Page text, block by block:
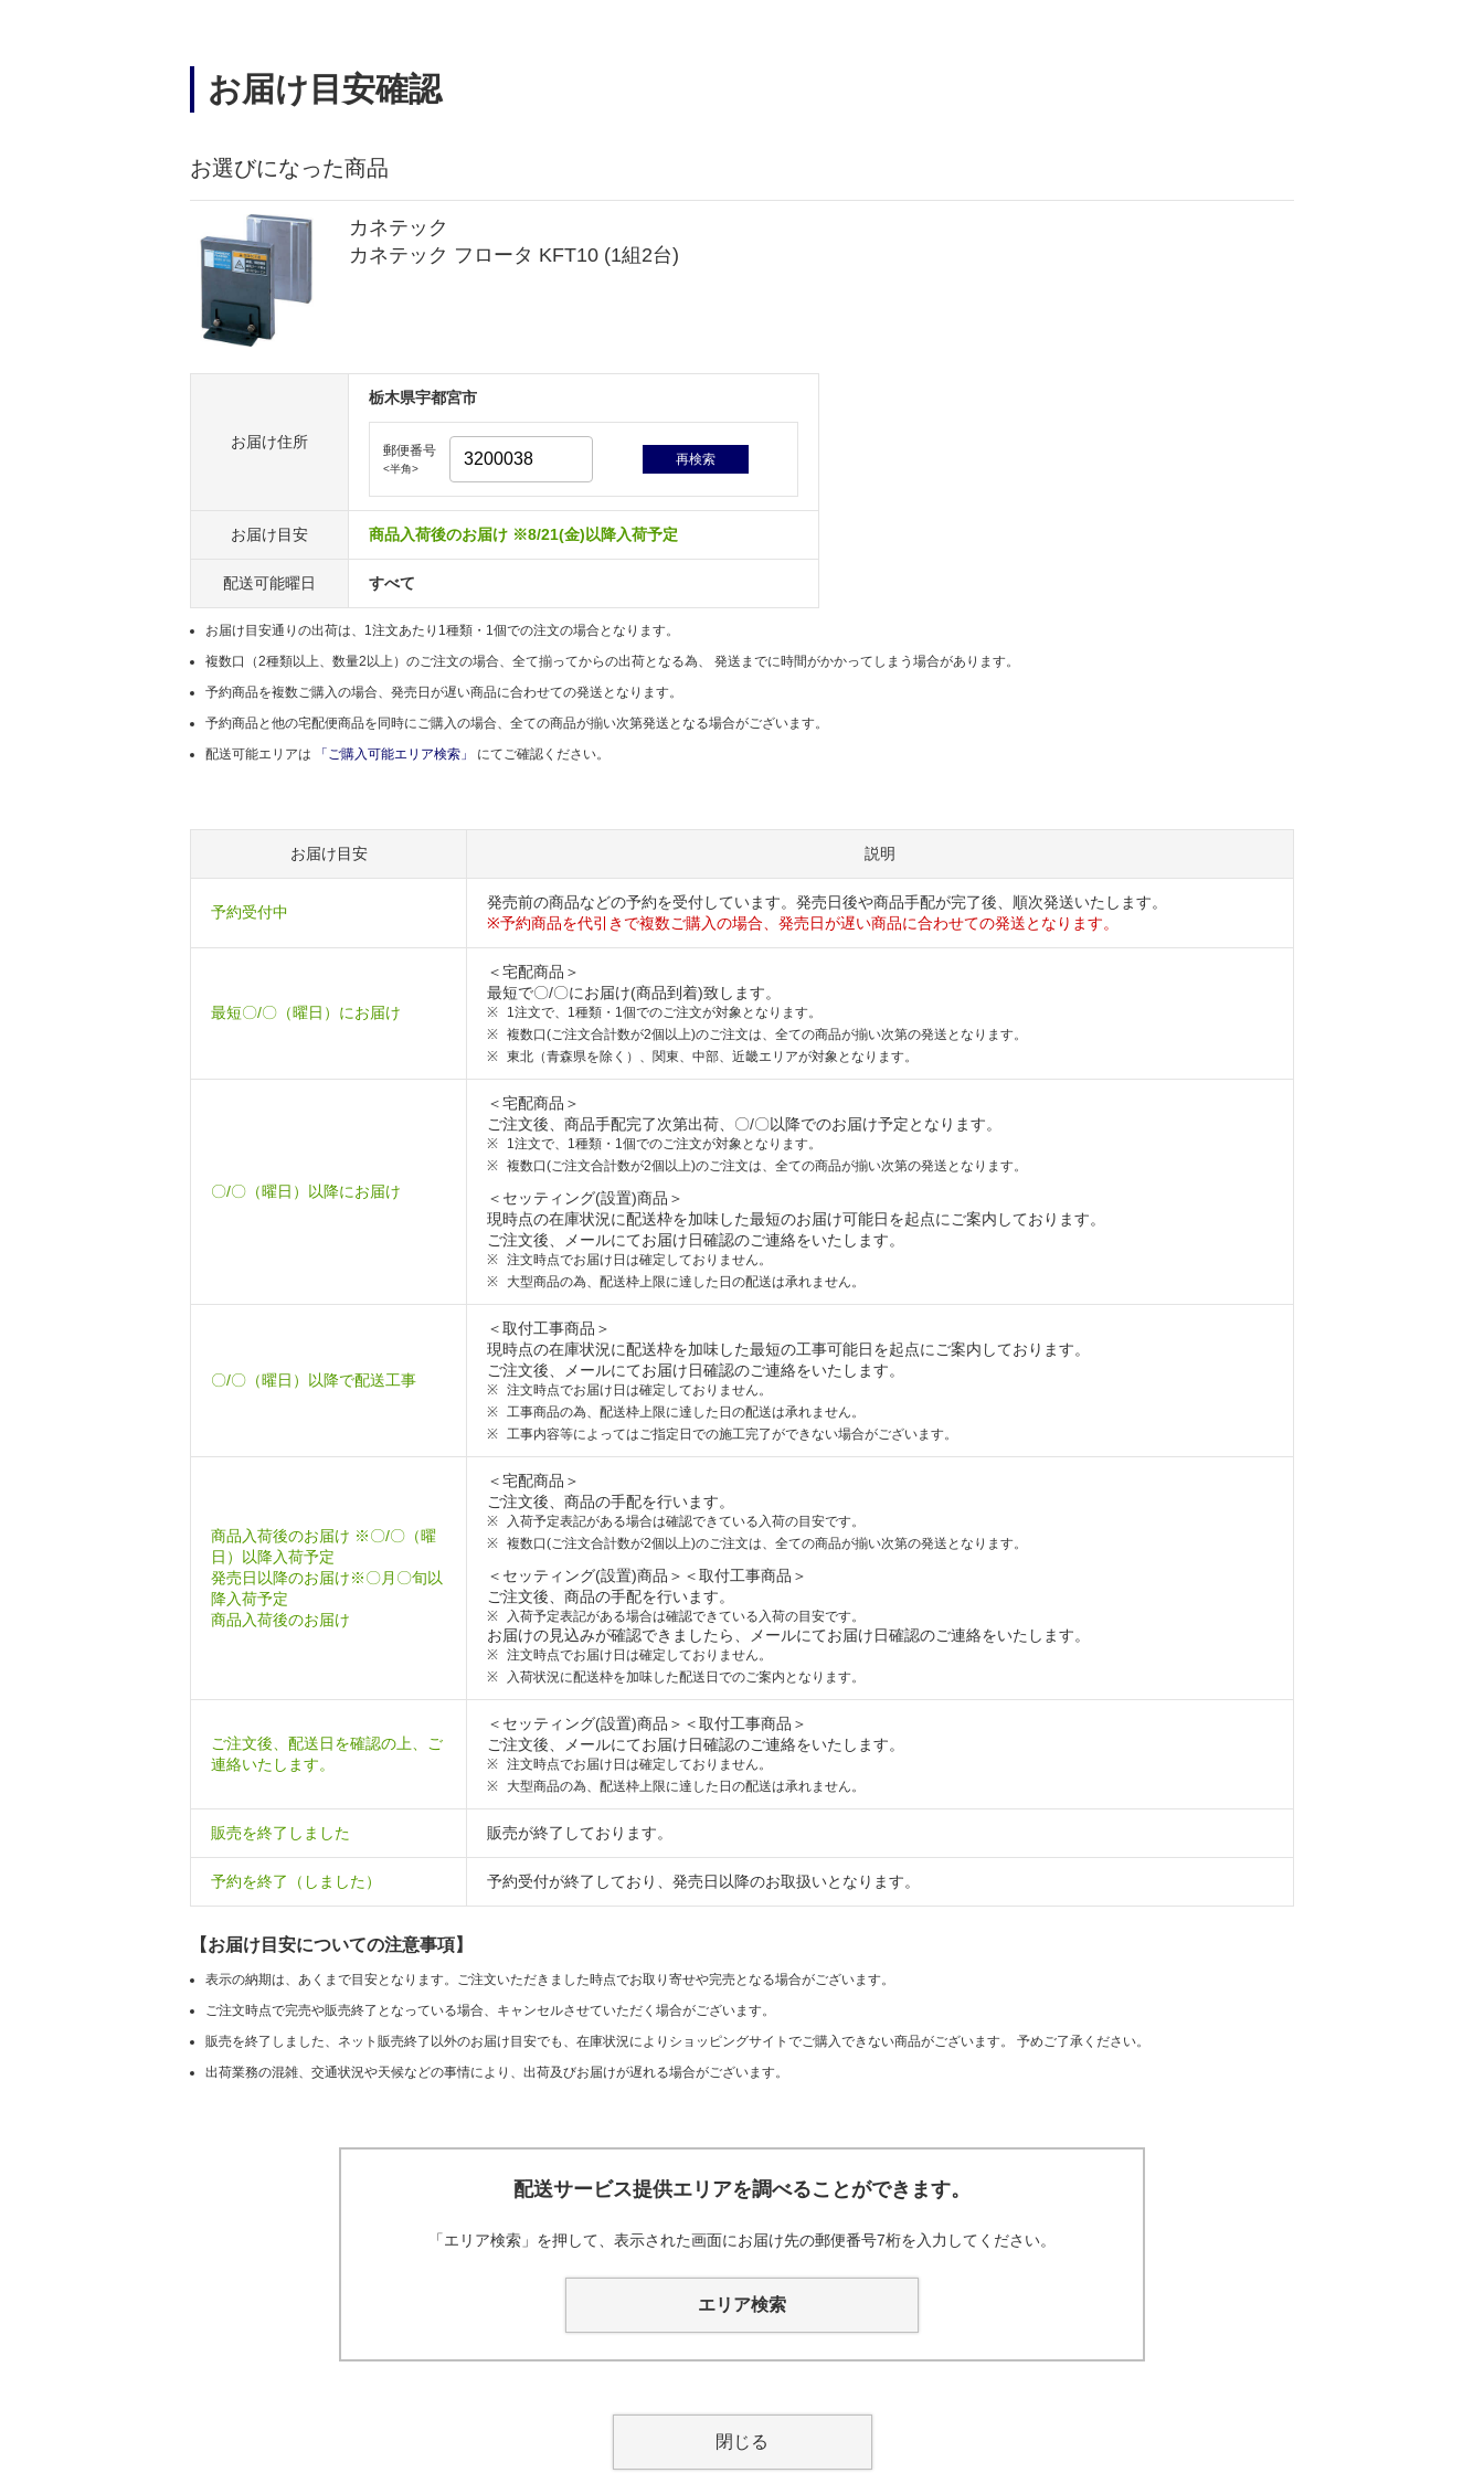
お届け目安確認
お選びになった商品
カネテック
カネテック フロータ KFT10 (1組2台)
お届け住所
栃木県宇都宮市
郵便番号
<半角>
再検索
お届け目安 商品入荷後のお届け ※8/21(金)以降入荷予定
配送可能曜日 すべて
お届け目安通りの出荷は、1注文あたり1種類・1個での注文の場合となります。
複数口（2種類以上、数量2以上）のご注文の場合、全て揃ってからの出荷となる為、 発送までに時間がかかってしまう場合があります。
予約商品を複数ご購入の場合、発売日が遅い商品に合わせての発送となります。
予約商品と他の宅配便商品を同時にご購入の場合、全ての商品が揃い次第発送となる場合がございます。
配送可能エリアは
「ご購入可能エリア検索」 にてご確認ください。
お届け目安 説明
予約受付中
発売前の商品などの予約を受付しています。発売日後や商品手配が完了後、順次発送いたします。
※予約商品を代引きで複数ご購入の場合、発売日が遅い商品に合わせての発送となります。
最短〇/〇（曜日）にお届け
＜宅配商品＞
最短で〇/〇にお届け(商品到着)致します。
1注文で、1種類・1個でのご注文が対象となります。
複数口(ご注文合計数が2個以上)のご注文は、全ての商品が揃い次第の発送となります。
東北（青森県を除く）、関東、中部、近畿エリアが対象となります。
〇/〇（曜日）以降にお届け
＜宅配商品＞
ご注文後、商品手配完了次第出荷、〇/〇以降でのお届け予定となります。
1注文で、1種類・1個でのご注文が対象となります。
複数口(ご注文合計数が2個以上)のご注文は、全ての商品が揃い次第の発送となります。
＜セッティング(設置)商品＞
現時点の在庫状況に配送枠を加味した最短のお届け可能日を起点にご案内しております。
ご注文後、メールにてお届け日確認のご連絡をいたします。
注文時点でお届け日は確定しておりません。
大型商品の為、配送枠上限に達した日の配送は承れません。
〇/〇（曜日）以降で配送工事
＜取付工事商品＞
現時点の在庫状況に配送枠を加味した最短の工事可能日を起点にご案内しております。
ご注文後、メールにてお届け日確認のご連絡をいたします。
注文時点でお届け日は確定しておりません。
工事商品の為、配送枠上限に達した日の配送は承れません。
工事内容等によってはご指定日での施工完了ができない場合がございます。
商品入荷後のお届け ※〇/〇（曜
日）以降入荷予定
発売日以降のお届け※〇月〇旬以
降入荷予定
商品入荷後のお届け
＜宅配商品＞
ご注文後、商品の手配を行います。
入荷予定表記がある場合は確認できている入荷の目安です。
複数口(ご注文合計数が2個以上)のご注文は、全ての商品が揃い次第の発送となります。
＜セッティング(設置)商品＞＜取付工事商品＞
ご注文後、商品の手配を行います。
入荷予定表記がある場合は確認できている入荷の目安です。
お届けの見込みが確認できましたら、メールにてお届け日確認のご連絡をいたします。
注文時点でお届け日は確定しておりません。
入荷状況に配送枠を加味した配送日でのご案内となります。
ご注文後、配送日を確認の上、ご
連絡いたします。
＜セッティング(設置)商品＞＜取付工事商品＞
ご注文後、メールにてお届け日確認のご連絡をいたします。
注文時点でお届け日は確定しておりません。
大型商品の為、配送枠上限に達した日の配送は承れません。
販売を終了しました 販売が終了しております。
予約を終了（しました） 予約受付が終了しており、発売日以降のお取扱いとなります。
【お届け目安についての注意事項】
表示の納期は、あくまで目安となります。ご注文いただきました時点でお取り寄せや完売となる場合がございます。
ご注文時点で完売や販売終了となっている場合、キャンセルさせていただく場合がございます。
販売を終了しました、ネット販売終了以外のお届け目安でも、在庫状況によりショッピングサイトでご購入できない商品がございます。 予めご了承ください。
出荷業務の混雑、交通状況や天候などの事情により、出荷及びお届けが遅れる場合がございます。
配送サービス提供エリアを調べることができます。
「エリア検索」を押して、表示された画面にお届け先の郵便番号7桁を入力してください。
エリア検索
閉じる